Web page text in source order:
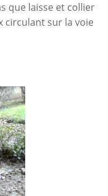
que laisse et collier
circulant sur la voie